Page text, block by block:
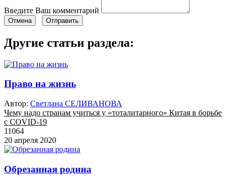
Введите Ваш комментарий
Отмена Отправить
Другие статьи раздела:
Право на жизнь
Автор: Светлана СЕЛИВАНОВА
Чему надо странам учиться у «тоталитарного» Китая в борьбе
с COVID-19
11064
20 апреля 2020
Обрезанная родина